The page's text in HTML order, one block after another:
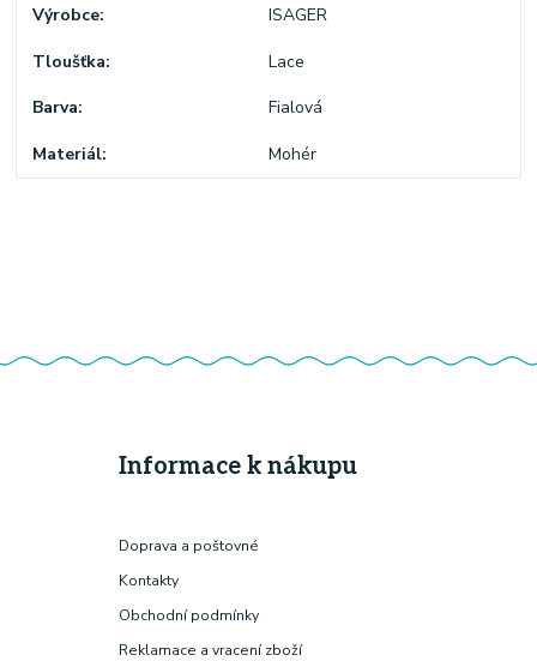
Výrobce ISAGER
Tloušťka Lace
Barva Fialová
Materiál Mohér
Informace k nákupu
Doprava a poštovné
Kontakty
Obchodní podmínky
Reklamace a vracení zboží